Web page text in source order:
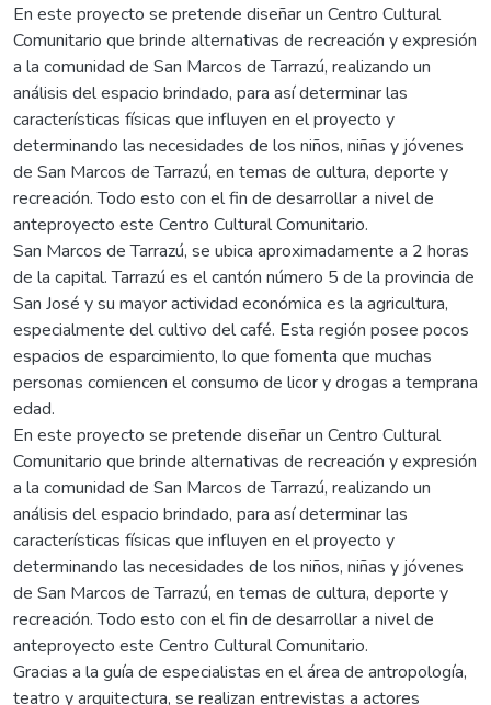
En este proyecto se pretende diseñar un Centro Cultural
Comunitario que brinde alternativas de recreación y expresión
a la comunidad de San Marcos de Tarrazú, realizando un
análisis del espacio brindado, para así determinar las
características físicas que influyen en el proyecto y
determinando las necesidades de los niños, niñas y jóvenes
de San Marcos de Tarrazú, en temas de cultura, deporte y
recreación. Todo esto con el fin de desarrollar a nivel de
anteproyecto este Centro Cultural Comunitario.
San Marcos de Tarrazú, se ubica aproximadamente a 2 horas
de la capital. Tarrazú es el cantón número 5 de la provincia de
San José y su mayor actividad económica es la agricultura,
especialmente del cultivo del café. Esta región posee pocos
espacios de esparcimiento, lo que fomenta que muchas
personas comiencen el consumo de licor y drogas a temprana
edad.
En este proyecto se pretende diseñar un Centro Cultural
Comunitario que brinde alternativas de recreación y expresión
a la comunidad de San Marcos de Tarrazú, realizando un
análisis del espacio brindado, para así determinar las
características físicas que influyen en el proyecto y
determinando las necesidades de los niños, niñas y jóvenes
de San Marcos de Tarrazú, en temas de cultura, deporte y
recreación. Todo esto con el fin de desarrollar a nivel de
anteproyecto este Centro Cultural Comunitario.
Gracias a la guía de especialistas en el área de antropología,
teatro y arquitectura, se realizan entrevistas a actores